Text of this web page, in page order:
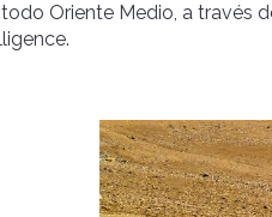
Oriente Medio, a través